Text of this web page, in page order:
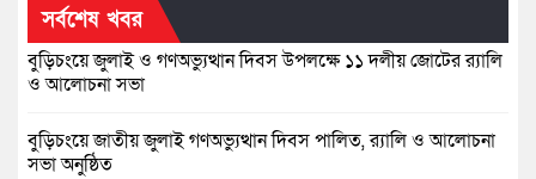
সর্বশেষ খবর
বুড়িচংয়ে জুলাই ও গণঅভ্যুত্থান দিবস উপলক্ষে ১১ দলীয় জোটের র‍্যালি
ও আলোচনা সভা
বুড়িচংয়ে জাতীয় জুলাই গণঅভ্যুত্থান দিবস পালিত, র‍্যালি ও আলোচনা
সভা অনুষ্ঠিত